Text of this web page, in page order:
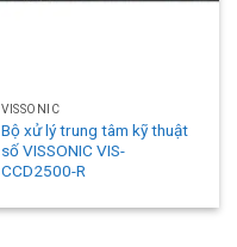
VISSONIC
Bộ xử lý trung tâm kỹ thuật
số VISSONIC VIS-
CCD2500-R